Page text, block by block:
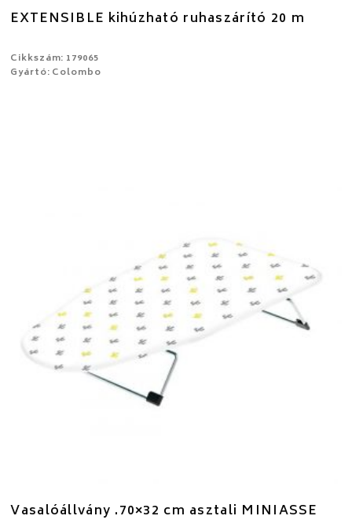
EXTENSIBLE kihúzható ruhaszárító 20 m
Cikkszám: 179065
Gyártó: Colombo
Vasalóállvány .70×32 cm asztali MINIASSE